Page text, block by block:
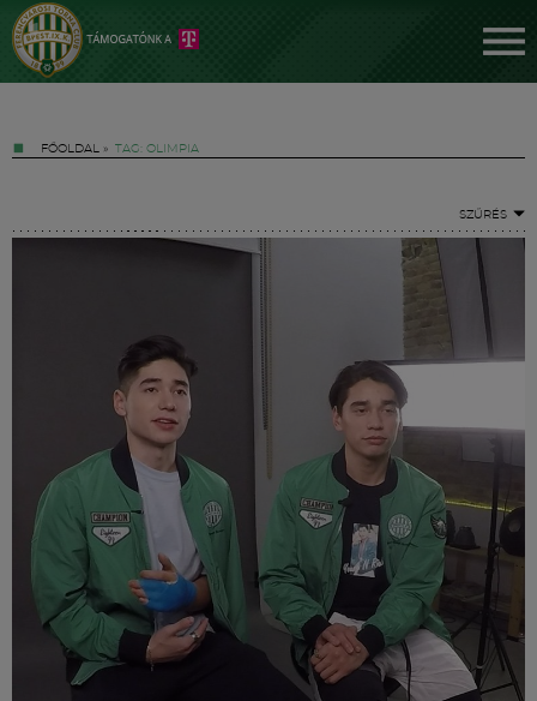
FŐOLDAL » TAG: OLIMPIA
SZŰRÉS
FM YouTube +
Hírek
Labdarúgás
Szakosztályok